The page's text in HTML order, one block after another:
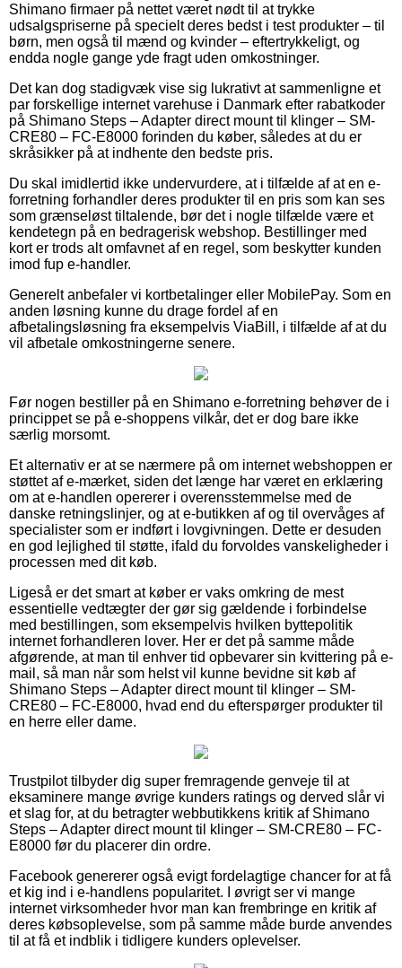
Shimano firmaer på nettet været nødt til at trykke
udsalgspriserne på specielt deres bedst i test produkter – til
børn, men også til mænd og kvinder – eftertrykkeligt, og
endda nogle gange yde fragt uden omkostninger.
Det kan dog stadigvæk vise sig lukrativt at sammenligne et
par forskellige internet varehuse i Danmark efter rabatkoder
på Shimano Steps – Adapter direct mount til klinger – SM-
CRE80 – FC-E8000 forinden du køber, således at du er
skråsikker på at indhente den bedste pris.
Du skal imidlertid ikke undervurdere, at i tilfælde af at en e-
forretning forhandler deres produkter til en pris som kan ses
som grænseløst tiltalende, bør det i nogle tilfælde være et
kendetegn på en bedragerisk webshop. Bestillinger med
kort er trods alt omfavnet af en regel, som beskytter kunden
imod fup e-handler.
Generelt anbefaler vi kortbetalinger eller MobilePay. Som en
anden løsning kunne du drage fordel af en
afbetalingsløsning fra eksempelvis ViaBill, i tilfælde af at du
vil afbetale omkostningerne senere.
Før nogen bestiller på en Shimano e-forretning behøver de i
princippet se på e-shoppens vilkår, det er dog bare ikke
særlig morsomt.
Et alternativ er at se nærmere på om internet webshoppen er
støttet af e-mærket, siden det længe har været en erklæring
om at e-handlen opererer i overensstemmelse med de
danske retningslinjer, og at e-butikken af og til overvåges af
specialister som er indført i lovgivningen. Dette er desuden
en god lejlighed til støtte, ifald du forvoldes vanskeligheder i
processen med dit køb.
Ligeså er det smart at køber er vaks omkring de mest
essentielle vedtægter der gør sig gældende i forbindelse
med bestillingen, som eksempelvis hvilken byttepolitik
internet forhandleren lover. Her er det på samme måde
afgørende, at man til enhver tid opbevarer sin kvittering på e-
mail, så man når som helst vil kunne bevidne sit køb af
Shimano Steps – Adapter direct mount til klinger – SM-
CRE80 – FC-E8000, hvad end du efterspørger produkter til
en herre eller dame.
Trustpilot tilbyder dig super fremragende genveje til at
eksaminere mange øvrige kunders ratings og derved slår vi
et slag for, at du betragter webbutikkens kritik af Shimano
Steps – Adapter direct mount til klinger – SM-CRE80 – FC-
E8000 før du placerer din ordre.
Facebook genererer også evigt fordelagtige chancer for at få
et kig ind i e-handlens popularitet. I øvrigt ser vi mange
internet virksomheder hvor man kan frembringe en kritik af
deres købsoplevelse, som på samme måde burde anvendes
til at få et indblik i tidligere kunders oplevelser.